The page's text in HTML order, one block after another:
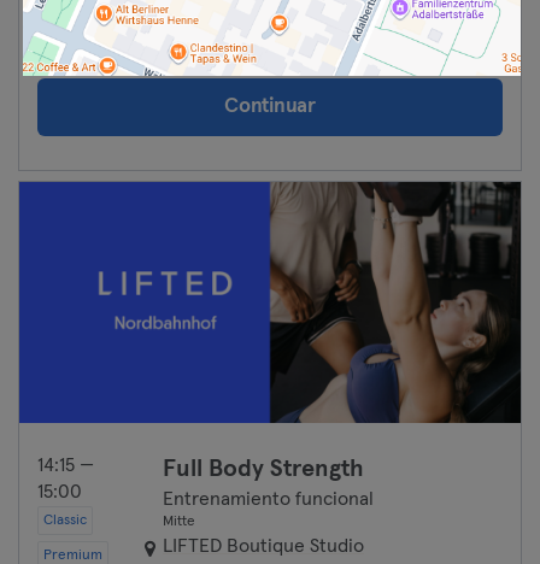
Max
yoga.sound.healing
Continuar
14:15 —
15:00
Classic
Premium
Full Body Strength
Entrenamiento funcional
Mitte
LIFTED Boutique Studio